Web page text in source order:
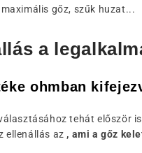
gőz, szűk huzat...
a
ohmban
tehát először
ellenállás az , ami a gőz